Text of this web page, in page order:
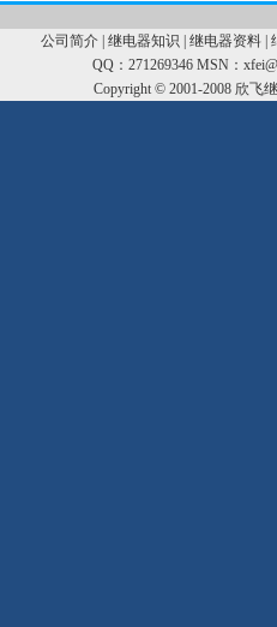
公司简介| 继电器知识 继电器资料|
QQ：271269346 MSN：
Copyright © 2001-2008 欣飞